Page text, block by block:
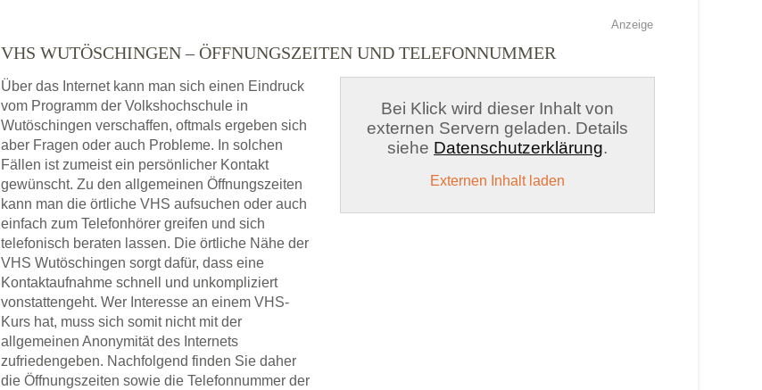
Anzeige
VHS WUTÖSCHINGEN – ÖFFNUNGSZEITEN UND TELEFONNUMMER
Über das Internet kann man sich einen Eindruck
vom Programm der Volkshochschule in
Wutöschingen verschaffen, oftmals ergeben sich
aber Fragen oder auch Probleme. In solchen
Fällen ist zumeist ein persönlicher Kontakt
gewünscht. Zu den allgemeinen Öffnungszeiten
kann man die örtliche VHS aufsuchen oder auch
einfach zum Telefonhörer greifen und sich
telefonisch beraten lassen. Die örtliche Nähe der
VHS Wutöschingen sorgt dafür, dass eine
Kontaktaufnahme schnell und unkompliziert
vonstattengeht. Wer Interesse an einem VHS-
Kurs hat, muss sich somit nicht mit der
allgemeinen Anonymität des Internets
zufriedengeben. Nachfolgend finden Sie daher
die Öffnungszeiten sowie die Telefonnummer der
Bei Klick wird dieser Inhalt von
externen Servern geladen. Details
siehe Datenschutzerklärung.
Externen Inhalt laden